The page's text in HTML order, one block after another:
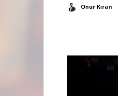
Onur Kıran